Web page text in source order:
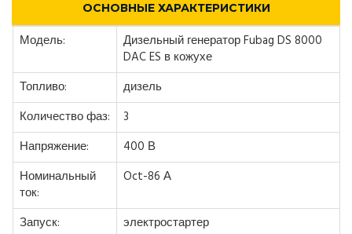
ОСНОВНЫЕ ХАРАКТЕРИСТИКИ
Модель:
Дизельный генератор Fubag DS 8000
DAC ES в кожухе
Топливо:
дизель
Количество фаз:
3
Напряжение:
400 В
Номинальный
ток:
Oct-86 А
Запуск:
электростартер